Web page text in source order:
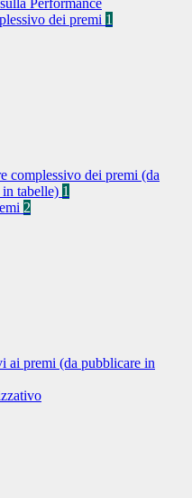
Performance
dei premi 1
complessivo dei premi (da
tabelle) 1
2
ai premi (da pubblicare in